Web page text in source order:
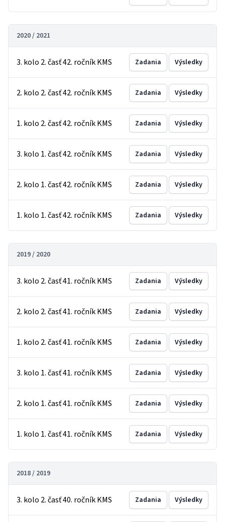
2020 / 2021
3. kolo 2. časť 42. ročník KMS Zadania Výsledky
2. kolo 2. časť 42. ročník KMS Zadania Výsledky
1. kolo 2. časť 42. ročník KMS Zadania Výsledky
3. kolo 1. časť 42. ročník KMS Zadania Výsledky
2. kolo 1. časť 42. ročník KMS Zadania Výsledky
1. kolo 1. časť 42. ročník KMS Zadania Výsledky
2019 / 2020
3. kolo 2. časť 41. ročník KMS Zadania Výsledky
2. kolo 2. časť 41. ročník KMS Zadania Výsledky
1. kolo 2. časť 41. ročník KMS Zadania Výsledky
3. kolo 1. časť 41. ročník KMS Zadania Výsledky
2. kolo 1. časť 41. ročník KMS Zadania Výsledky
1. kolo 1. časť 41. ročník KMS Zadania Výsledky
2018 / 2019
3. kolo 2. časť 40. ročník KMS Zadania Výsledky